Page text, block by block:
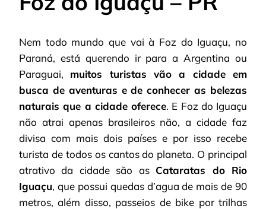
Nem todo mundo que vai à Foz do Iguaçu, no
Paraná, está querendo ir para a Argentina ou
Paraguai, muitos turistas vão a cidade em
busca de aventuras e de conhecer as belezas
naturais que a cidade oferece. E Foz do Iguaçu
não atrai apenas brasileiros não, a cidade faz
divisa com mais dois países e por isso recebe
turista de todos os cantos do planeta. O principal
atrativo da cidade são as Cataratas do Rio
Iguaçu, que possui quedas d’agua de mais de 90
metros, além disso, passeios de bike por trilhas